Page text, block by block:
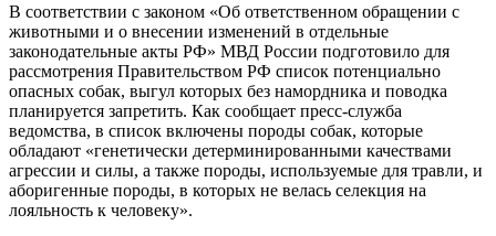
В соответствии с законом «Об ответственном обращении с
животными и о внесении изменений в отдельные
законодательные акты РФ» МВД России подготовило для
рассмотрения Правительством РФ список потенциально
опасных собак, выгул которых без намордника и поводка
планируется запретить. Как сообщает пресс-служба
ведомства, в список включены породы собак, которые
обладают «генетически детерминированными качествами
агрессии и силы, а также породы, используемые для травли, и
аборигенные породы, в которых не велась селекция на
лояльность к человеку».